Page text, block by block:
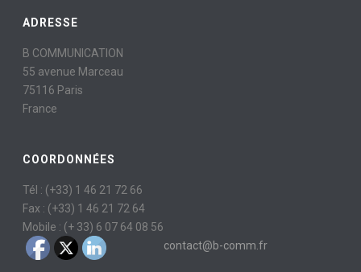
ADRESSE
B COMMUNICATION
55 avenue Marceau
75116 Paris
France
COORDONNÉES
Tél : (+33) 1 46 21 72 66
Fax : (+33) 1 46 21 72 64
Mobile : (+ 33) 6 07 64 08 56
contact@b-comm.fr